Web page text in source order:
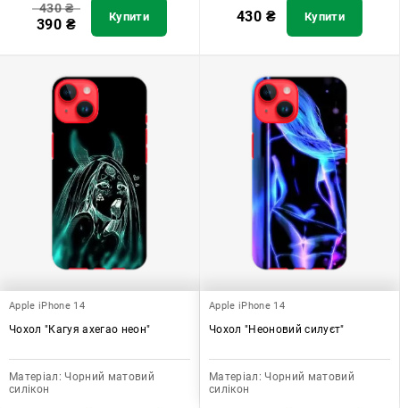
430₴
390 ₴ Купити 430 ₴ Купити
Apple iPhone 14
Чохол "Кагуя ахегао неон"
Матеріал: Чорний матовий
силікон
Apple iPhone 14
Чохол "Неоновий силуєт"
Матеріал: Чорний матовий
силікон